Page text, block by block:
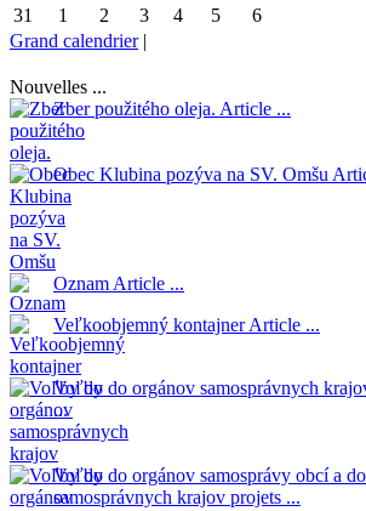
31
1 2 3 4 5
6
Grand calendrier|
Nouvelles ...
Zber použitého oleja. Article ...
Obec Klubina pozýva na SV. Omšu
Oznam Article ...
Veľkoobjemný kontajnerArticle ...
Voľby do orgánov samosprávnych
...
Voľby do orgánov samosprávy obcí a
samosprávnych krajov projets ...